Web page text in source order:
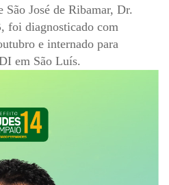
São José de Ribamar, Dr.
foi diagnosticado com
e internado para
em São Luís.